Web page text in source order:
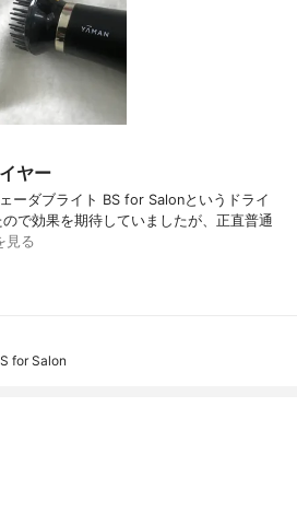
ヤー
ーダブライト BS for Salonというドライ
で効果を期待していましたが、正直普通
見る
for Salon